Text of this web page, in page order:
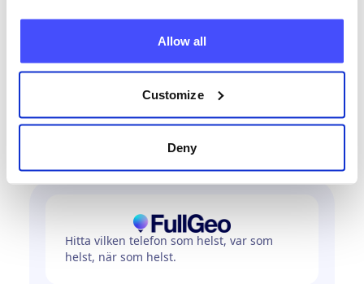
Allow all
Customize
Deny
Hitta telefonen
Hitta vilken telefon som helst, var som
helst, när som helst.